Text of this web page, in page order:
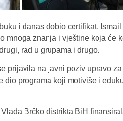
i danas dobio certifikat,
mnoga znanja i vještine koja će
rad u grupama i drugo.
prijavila na javni poziv upravo
dio programa koji motiviše i
Brčko distrikta BiH